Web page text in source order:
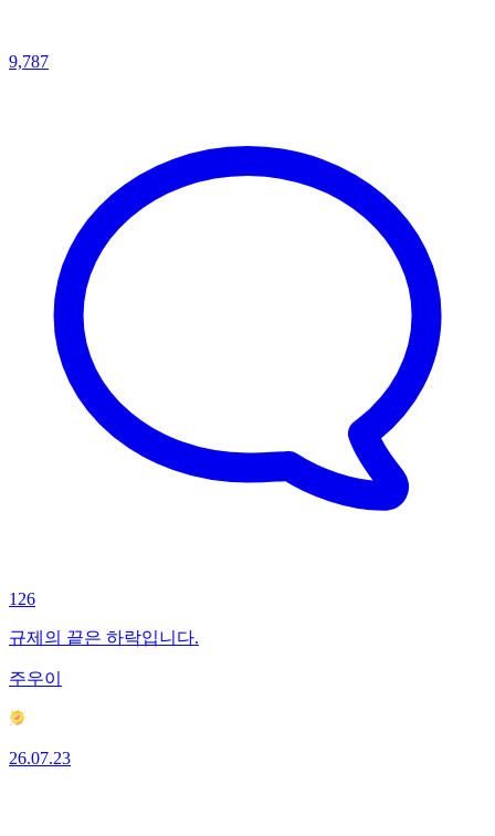
9,787
126
규제의 끝은 하락입니다.
주우이
26.07.23